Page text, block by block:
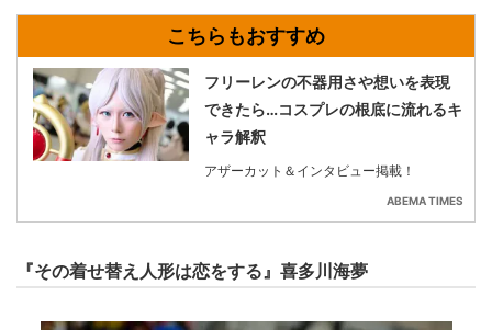
フリーレンの不器用さや想いを表現
できたら…コスプレの根底に流れるキ
ャラ解釈
アザーカット＆インタビュー掲載！
ABEMA TIMES
『その着せ替え人形は恋をする』喜多川海夢